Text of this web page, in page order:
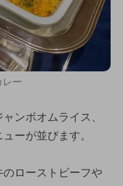
レー
ンボオムライス、
ーが並びます。
ローストビーフや